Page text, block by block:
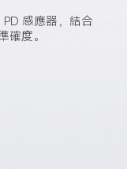
感應器，結合
確度。